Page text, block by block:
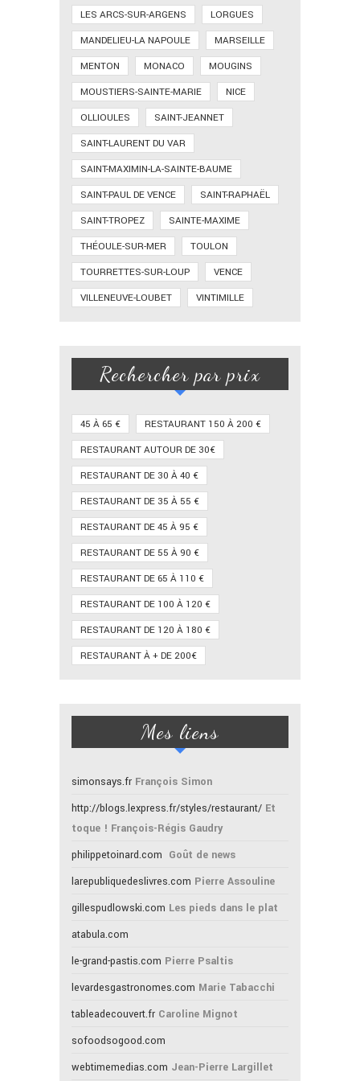
LES ARCS-SUR-ARGENS
LORGUES
MANDELIEU-LA NAPOULE
MARSEILLE
MENTON
MONACO
MOUGINS
MOUSTIERS-SAINTE-MARIE
NICE
OLLIOULES
SAINT-JEANNET
SAINT-LAURENT DU VAR
SAINT-MAXIMIN-LA-SAINTE-BAUME
SAINT-PAUL DE VENCE
SAINT-RAPHAËL
SAINT-TROPEZ
SAINTE-MAXIME
THÉOULE-SUR-MER
TOULON
TOURRETTES-SUR-LOUP
VENCE
VILLENEUVE-LOUBET
VINTIMILLE
Rechercher par prix
45 À 65 €
RESTAURANT 150 À 200 €
RESTAURANT AUTOUR DE 30€
RESTAURANT DE 30 À 40 €
RESTAURANT DE 35 À 55 €
RESTAURANT DE 45 À 95 €
RESTAURANT DE 55 À 90 €
RESTAURANT DE 65 À 110 €
RESTAURANT DE 100 À 120 €
RESTAURANT DE 120 À 180 €
RESTAURANT À + DE 200€
Mes liens
simonsays.fr François Simon
http://blogs.lexpress.fr/styles/restaurant/ Et
toque ! François-Régis Gaudry
philippetoinard.com Goût de news
larepubliquedeslivres.com Pierre Assouline
gillespudlowski.com Les pieds dans le plat
atabula.com
le-grand-pastis.com Pierre Psaltis
levardesgastronomes.com Marie Tabacchi
tableadecouvert.fr Caroline Mignot
sofoodsogood.com
webtimemedias.com Jean-Pierre Largillet